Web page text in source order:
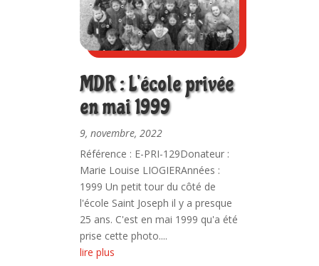
MDR : L’école privée
en mai 1999
9, novembre, 2022
Référence : E-PRI-129Donateur :
Marie Louise LIOGIERAnnées :
1999 Un petit tour du côté de
l'école Saint Joseph il y a presque
25 ans. C'est en mai 1999 qu'a été
prise cette photo....
lire plus